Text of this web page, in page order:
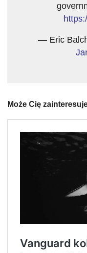
— Eric
Może Cię